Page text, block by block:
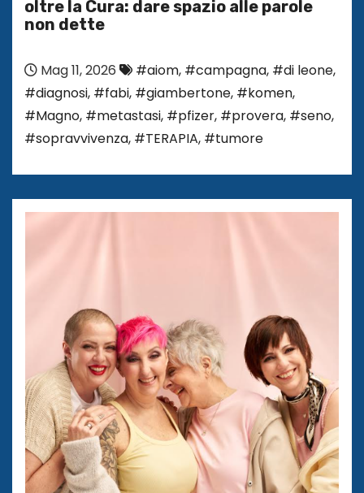
oltre la Cura: dare spazio alle parole
non dette
Mag 11, 2026 #aiom, #campagna, #di leone,
#diagnosi, #fabi, #giambertone, #komen,
#Magno, #metastasi, #pfizer, #provera, #seno,
#sopravvivenza, #TERAPIA, #tumore